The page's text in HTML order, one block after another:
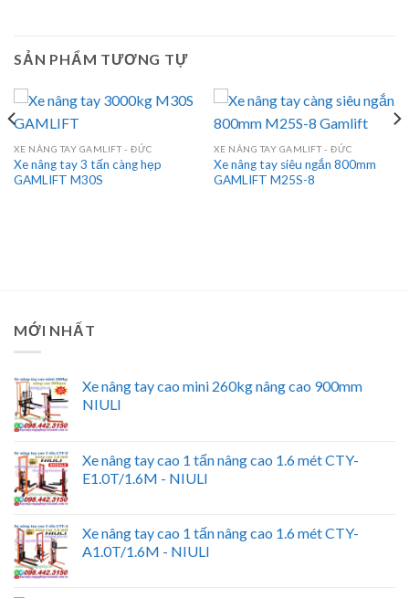
SẢN PHẨM TƯƠNG TỰ
XE NÂNG TAY GAMLIFT - ĐỨC
Xe nâng tay 3 tấn càng hẹp
GAMLIFT M30S
XE NÂNG TAY GAMLIFT - ĐỨC
Xe nâng tay siêu ngắn 800mm
GAMLIFT M25S-8
MỚI NHẤT
Xe nâng tay cao mini 260kg nâng cao 900mm
NIULI
Xe nâng tay cao 1 tấn nâng cao 1.6 mét CTY-
E1.0T/1.6M - NIULI
Xe nâng tay cao 1 tấn nâng cao 1.6 mét CTY-
A1.0T/1.6M - NIULI